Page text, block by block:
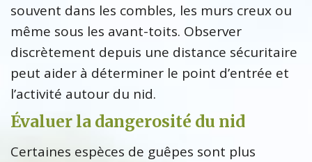
souvent dans les combles, les murs creux ou
même sous les avant-toits. Observer
discrètement depuis une distance sécuritaire
peut aider à déterminer le point d’entrée et
l’activité autour du nid.
Évaluer la dangerosité du nid
Certaines espèces de guêpes sont plus